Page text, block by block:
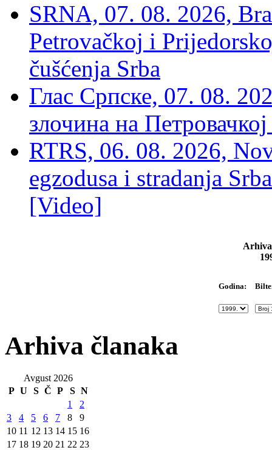
SRNA, 07. 08. 2026,
Petrovačkoj i
čušćenja Srba
Глас Српске, 07. 08.
злочина на
RTRS, 06. 08. 2026,
egzodusa i stradanja
[Video]
Godina:
Arhiva članaka
Avgust 2026
P U S Č P S N
1
2
3
4 5 6 7 8
9
10 11 12 13 14 15 16
17 18 19 20 21 22 23